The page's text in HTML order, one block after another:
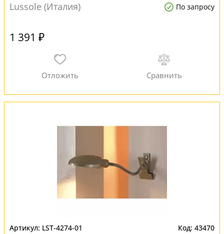
Lussole (Италия)
По запросу
1 391 ₽
LST-4274-01 43470